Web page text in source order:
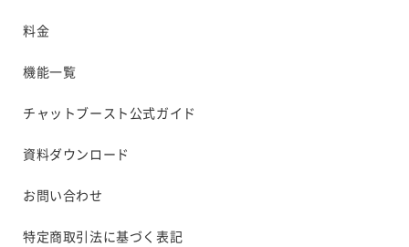
料金
機能一覧
チャットブースト公式ガイド
資料ダウンロード
お問い合わせ
特定商取引法に基づく表記